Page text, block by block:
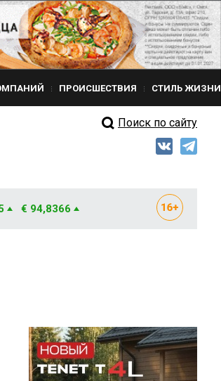
ПРОИСШЕСТВИЯ СТИЛЬ ЖИЗНИ
Поиск по сайту
€ 94,8366